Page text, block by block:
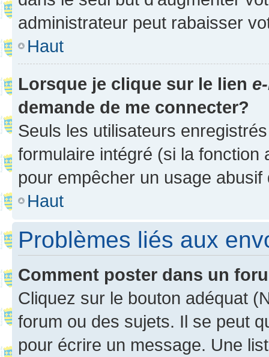
administrateur peut rabaisser
Haut
Lorsque je clique sur le lien
demande de me connecter?
Seuls les utilisateurs
formulaire intégré (si la fonction
pour empêcher un usage
Haut
Problèmes liés aux
Comment poster dans un
Cliquez sur le bouton adéquat
forum ou des sujets. Il se peut
pour écrire un message. Une